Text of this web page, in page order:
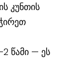
კუნთის
წამი — ეს